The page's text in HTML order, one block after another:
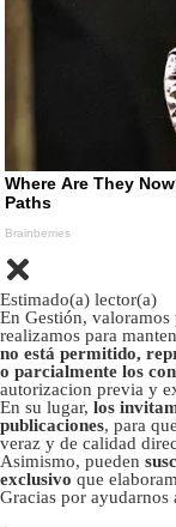
Estimado(a) lector(a)
En Gestión,
realizamos para
no está permitido,
o parcialmente los
autorizacion previa y
En su lugar, los
publicaciones, para
veraz y de calidad
Asimismo, pueden
exclusivo que
Gracias por ayudarnos